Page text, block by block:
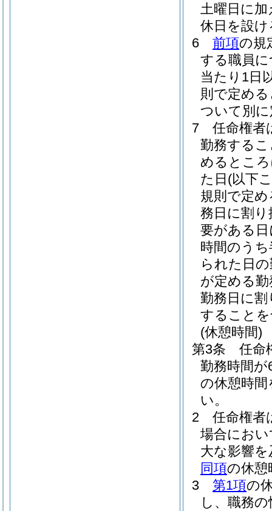
土曜日に
休日を設
6
前項の規
する職員
当たり1日
則で定め
ついて別
7
任命権者
勤務する
めるとこ
た日 (以下
規則で定
務日に割
要がある
時間のう
られた日
が定める
勤務日に
すること
(休憩時間)
第3条
任命
勤務時間
の休憩時
い。
2
任命権者
場合におい
大な影響
同項の休憩
3
第1項の
し、職務